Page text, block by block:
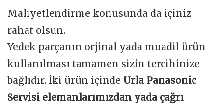
Maliyetlendirme konusunda da içiniz
rahat olsun.
Yedek parçanın orjinal yada muadil ürün
kullanılması tamamen sizin tercihinize
bağlıdır. İki ürün içinde Urla Panasonic
Servisi elemanlarımızdan yada çağrı